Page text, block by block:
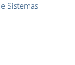
Sistemas